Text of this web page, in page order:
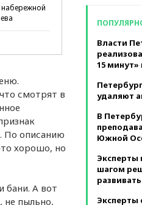
набережной
смотрят в
По описанию
хорошо, но
бани. А вот
не пыльно,
Власти
15 минут»
удаляют
В
Южной
шагом
Эксперты